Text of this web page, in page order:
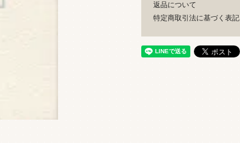
返品について
特定商取引法に基づく表記